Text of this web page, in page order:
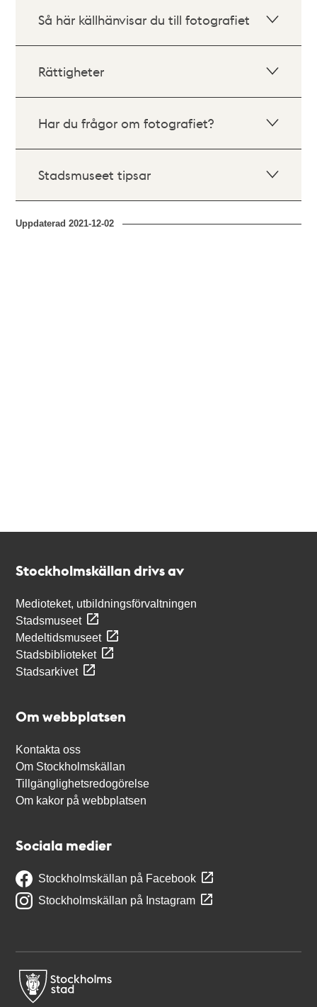
Så här källhänvisar du till fotografiet
Rättigheter
Har du frågor om fotografiet?
Stadsmuseet tipsar
Uppdaterad2021-12-02
Stockholmskällan drivs av
Medioteket, utbildningsförvaltningen
Stadsmuseet
Medeltidsmuseet
Stadsbiblioteket
Stadsarkivet
Om webbplatsen
Kontakta oss
Om Stockholmskällan
Tillgänglighetsredogörelse
Om kakor på webbplatsen
Sociala medier
Stockholmskällan på Facebook
Stockholmskällan på Instagram